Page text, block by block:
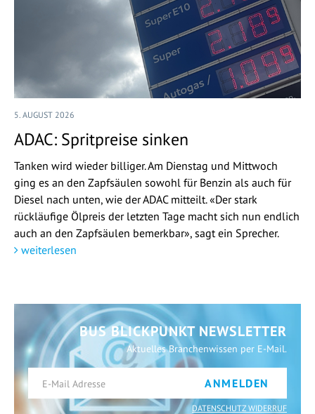
5. AUGUST 2026
ADAC: Spritpreise sinken
Tanken wird wieder billiger. Am Dienstag und Mittwoch
ging es an den Zapfsäulen sowohl für Benzin als auch für
Diesel nach unten, wie der ADAC mitteilt. «Der stark
rückläufige Ölpreis der letzten Tage macht sich nun endlich
auch an den Zapfsäulen bemerkbar», sagt ein Sprecher.
weiterlesen
BUS BLICKPUNKT NEWSLETTER
Aktuelles Branchenwissen per E-Mail.
ANMELDEN
DATENSCHUTZ WIDERRUF